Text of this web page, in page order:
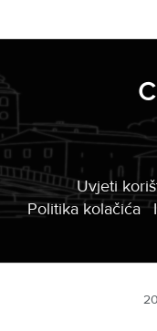
Uvjeti
Politika kolačića